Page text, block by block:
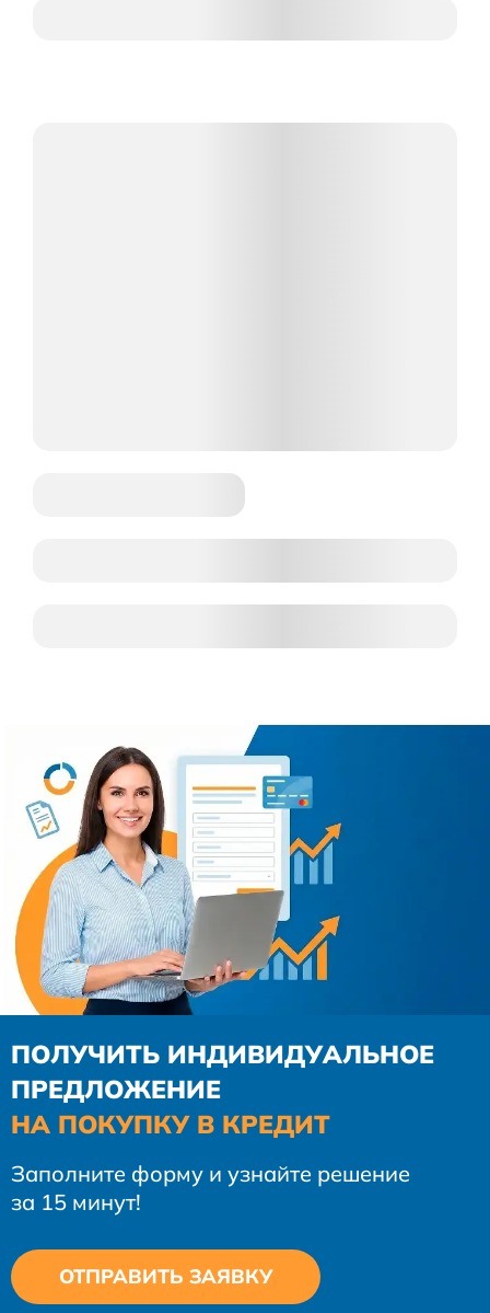
ПОЛУЧИТЬ ИНДИВИДУАЛЬНОЕ
ПРЕДЛОЖЕНИЕ
НА ПОКУПКУ В КРЕДИТ
Заполните форму и узнайте решение
за 15 минут!
ОТПРАВИТЬ ЗАЯВКУ